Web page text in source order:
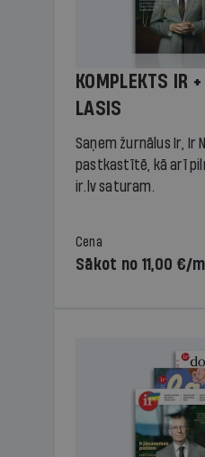
KOMPLEKTS IR
LASIS
Saņem žurnālus Ir, Ir
pastkastītē, kā arī
ir.lv saturam.
Cena
Sākot no 11,00 €/